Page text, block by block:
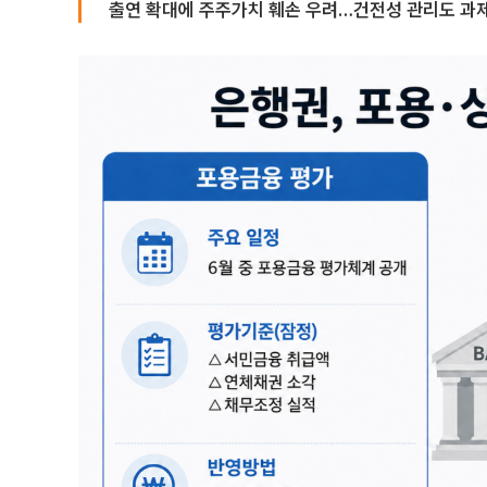
출연 확대에 주주가치 훼손 우려…건전성 관리도 과